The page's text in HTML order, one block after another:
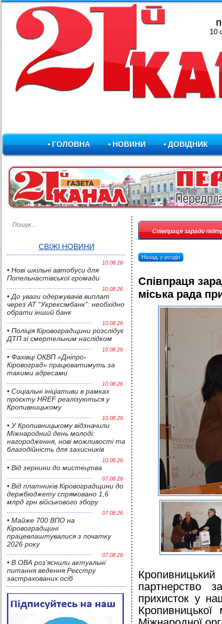
10
• ГОЛОВНА • НОВИНИ • ДОВІДНИК
СВІЖІ НОВИНИ
10.08.26
• Нові шкільні автобуси для
Попельнастівської громади
10.08.26
• До уваги одержувачів виплат
через АТ “Укрексімбанк”: необхідно
обрати інший банк
10.08.26
• Поліція Кіровоградщини розслідує
ДТП зі смертельним наслідком
10.08.26
• Фахівці ОКВП «Дніпро-
Кіровоград» працюватимуть за
такими адресами
10.08.26
• Соціальні ініціативи в рамках
проєкту HREF реалізуються у
Кропивницькому
10.08.26
• У Кропивницькому відзначили
Міжнародний день молоді:
нагородження, нові можливості та
благодійність для захисників
10.08.26
• Від зернини до мистецтва
07.08.26
• Від платників Кіровоградщини до
держбюджету спрямовано 1,6
млрд грн військового збору
07.08.26
• Майже 700 ВПО на
Кіровоградщині
працевлаштувалися з початку
2026 року
07.08.26
• В ОВА роз’яснили актуальні
питання ведення Реєстру
застрахованих осіб
Співпраця заради
Назад, у розділ
Співпраця
міська рада
партнерство
прихисток у
Кропивницької